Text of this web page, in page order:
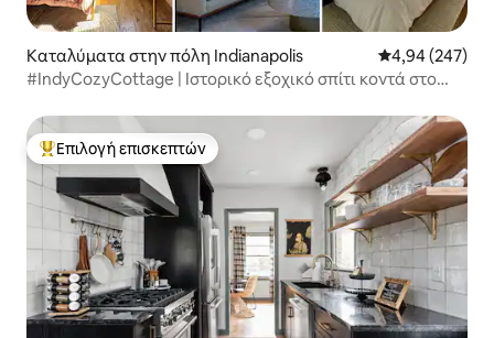
Καταλύματα στην πόλη Indianapolis Μέση
4,94 (247)
#IndyCozyCottage | Ιστορικό εξοχικό σπίτι κοντά στο
Κορυφαία επιλογή επισκεπτών
Επιλογή επισκεπτών